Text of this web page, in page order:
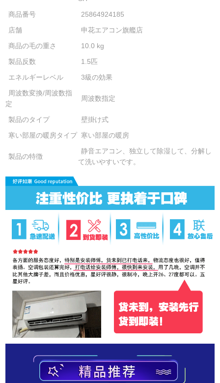
商品番号
25864924185
店舗
申花エアコン旗艦店
商品の毛の重さ
10.0 kg
製品反数
1.5匹
エネルギーレベル
3級の効果
周波数変換/周波数指
定
周波数指定
製品のタイプ
壁掛け式
寒い部屋の暖房タイプ 寒い部屋の暖房
製品の特徴
静音エアコン、独立して除湿して、分解し
て洗いやすいです。